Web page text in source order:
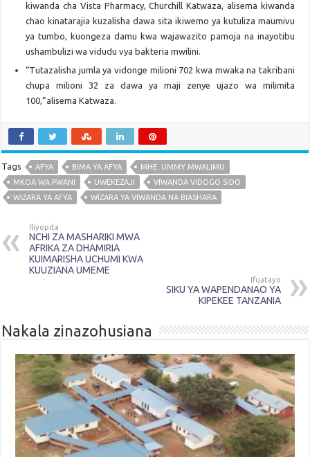
kiwanda cha Vista Pharmacy, Churchill Katwaza, alisema kiwanda
chao kinatarajia kuzalisha dawa sita ikiwemo ya kutuliza maumivu
ya tumbo, kuongeza damu kwa wajawazito pamoja na inayotibu
ushambulizi wa vidudu vya bakteria mwilini.
“Tutazalisha jumla ya vidonge milioni 702 kwa mwaka na takribani
chupa milioni 32 za dawa ya maji zenye ujazo wa milimita
100,”alisema Katwaza.
Tags AFYA BIMA YA AFYA
MHE. UMMY MWALIMU
MKOA WA PWANI
UWEKEZAJI
VIWANDA VIDOGO SIDO
WIZARA YA AFYA
WIZARA YA VIWANDA NA BIASHARA
Iliyopita
NCHI ZA MASHARIKI MWA
AFRIKA ZA DHAMIRIA
KUIMARISHA UCHUMI KWA
KUUZIANA UMEME
Ifuatayo
SIKU YA WAPENDANAO YA
KIPEKEE TANZANIA
Nakala zinazohusiana